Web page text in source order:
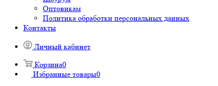
Оптовикам
Политика обработки персональных данных
Контакты
Личный кабинет
Корзина0
Избранные товары0